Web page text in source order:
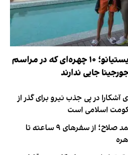
لیست ممنوعه کریستیانو؛ ۱۰ چهره‌ای که در مراسم
جایی ندارند
در پی جذب نیرو برای گذر از
اسلامی است
روایت فداکاری‌های محمد صلاح؛ از سفرهای ۹ ساعته تا